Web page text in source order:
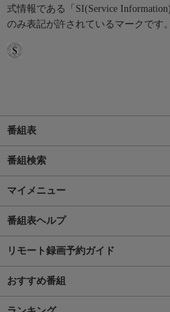
式情報である「SI(Service
のみ表記が許されているマークです。
番組表
番組検索
マイメニュー
番組表ヘルプ
リモート録画予約ガイド
おすすめ番組